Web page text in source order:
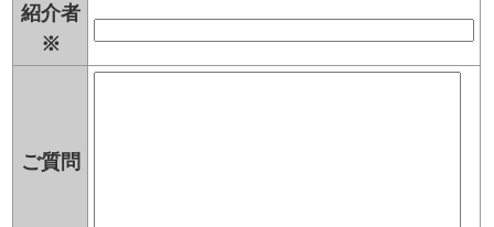
紹介者
※
ご質問